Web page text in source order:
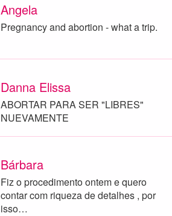
Angela
Pregnancy and abortion - what a trip.
Danna Elissa
ABORTAR PARA SER "LIBRES"
NUEVAMENTE
Bárbara
Fiz o procedimento ontem e quero
contar com riqueza de detalhes , por
isso…